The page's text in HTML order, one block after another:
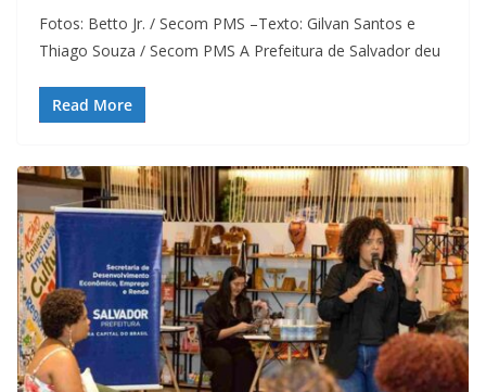
Fotos: Betto Jr. / Secom PMS –Texto: Gilvan Santos e
Thiago Souza / Secom PMS A Prefeitura de Salvador deu
Read More